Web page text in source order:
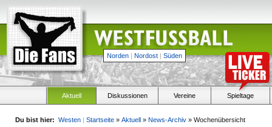
Norden | Nordost | Süden
Aktuell Diskussionen Vereine Spieltage
Du bist hier: Westen | Startseite » Aktuell » News-Archiv » Wochenübersicht